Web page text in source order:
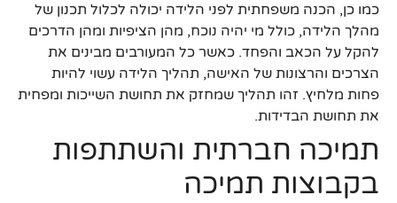
כמו כן, הכנה משפחתית לפני הלידה יכולה לכלול תכנון של
מהלך הלידה, כולל מי יהיה נוכח, מהן הציפיות ומהן הדרכים
להקל על הכאב והפחד. כאשר כל המעורבים מבינים את
הצרכים והרצונות של האישה, תהליך הלידה עשוי להיות
פחות מלחיץ. זהו תהליך שמחזק את תחושת השייכות ומפחית
את תחושת הבדידות.
תמיכה חברתית והשתתפות
בקבוצות תמיכה